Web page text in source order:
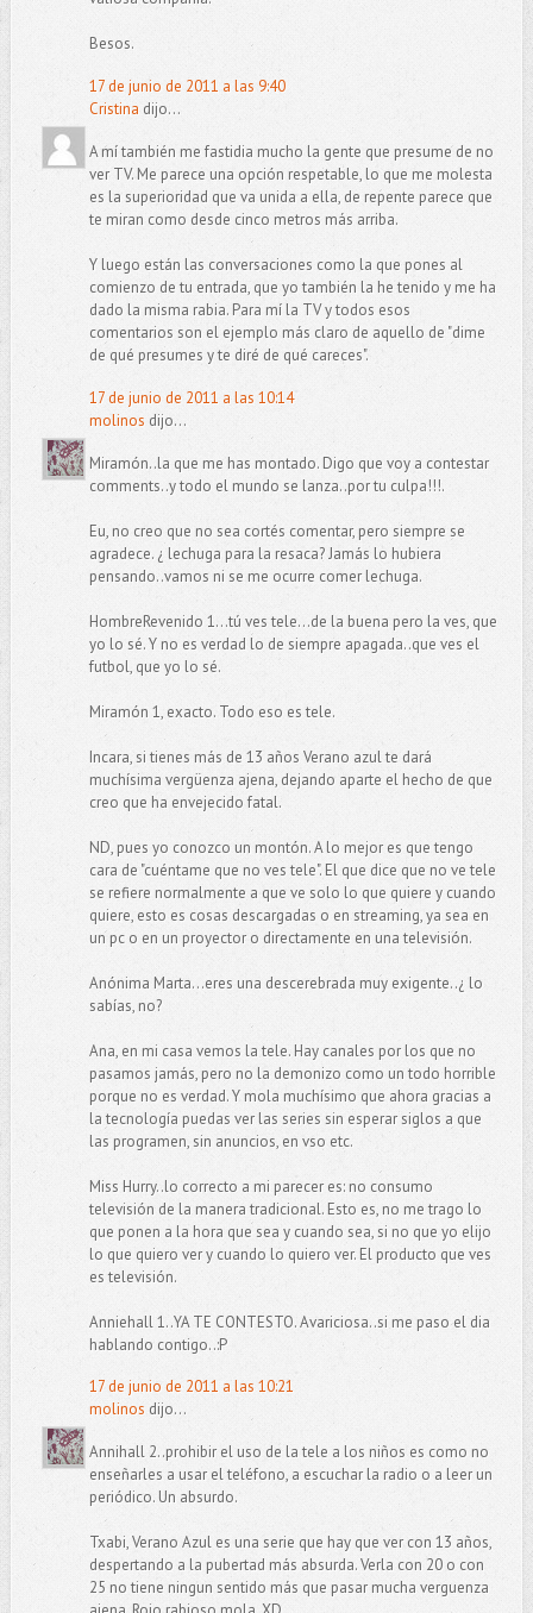
Besos.
17 de junio de 2011 a las 9:40
Cristina dijo...
A mí también me fastidia mucho la gente que presume de no
ver TV. Me parece una opción respetable, lo que me molesta
es la superioridad que va unida a ella, de repente parece que
te miran como desde cinco metros más arriba.
Y luego están las conversaciones como la que pones al
comienzo de tu entrada, que yo también la he tenido y me ha
dado la misma rabia. Para mí la TV y todos esos
comentarios son el ejemplo más claro de aquello de "dime
de qué presumes y te diré de qué careces".
17 de junio de 2011 a las 10:14
molinos dijo...
Miramón..la que me has montado. Digo que voy a contestar
comments..y todo el mundo se lanza..por tu culpa!!!.
Eu, no creo que no sea cortés comentar, pero siempre se
agradece. ¿ lechuga para la resaca? Jamás lo hubiera
pensando..vamos ni se me ocurre comer lechuga.
HombreRevenido 1...tú ves tele...de la buena pero la ves, que
yo lo sé. Y no es verdad lo de siempre apagada..que ves el
futbol, que yo lo sé.
Miramón 1, exacto. Todo eso es tele.
Incara, si tienes más de 13 años Verano azul te dará
muchísima vergüenza ajena, dejando aparte el hecho de que
creo que ha envejecido fatal.
ND, pues yo conozco un montón. A lo mejor es que tengo
cara de "cuéntame que no ves tele". El que dice que no ve tele
se refiere normalmente a que ve solo lo que quiere y cuando
quiere, esto es cosas descargadas o en streaming, ya sea en
un pc o en un proyector o directamente en una televisión.
Anónima Marta...eres una descerebrada muy exigente..¿ lo
sabías, no?
Ana, en mi casa vemos la tele. Hay canales por los que no
pasamos jamás, pero no la demonizo como un todo horrible
porque no es verdad. Y mola muchísimo que ahora gracias a
la tecnología puedas ver las series sin esperar siglos a que
las programen, sin anuncios, en vso etc.
Miss Hurry..lo correcto a mi parecer es: no consumo
televisión de la manera tradicional. Esto es, no me trago lo
que ponen a la hora que sea y cuando sea, si no que yo elijo
lo que quiero ver y cuando lo quiero ver. El producto que ves
es televisión.
Anniehall 1..YA TE CONTESTO. Avariciosa..si me paso el dia
hablando contigo..:P
17 de junio de 2011 a las 10:21
molinos dijo...
Annihall 2..prohibir el uso de la tele a los niños es como no
enseñarles a usar el teléfono, a escuchar la radio o a leer un
periódico. Un absurdo.
Txabi, Verano Azul es una serie que hay que ver con 13 años,
despertando a la pubertad más absurda. Verla con 20 o con
25 no tiene ningun sentido más que pasar mucha verguenza